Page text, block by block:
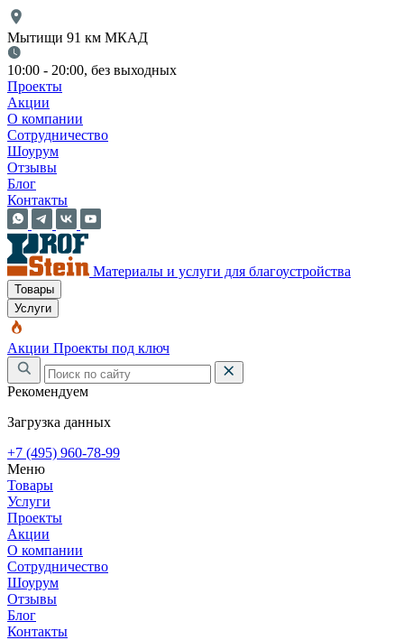
Мытищи 91 км МКАД
10:00 - 20:00, без выходных
Проекты
Акции
О компании
Сотрудничество
Шоурум
Отзывы
Блог
Контакты
Материалы и услуги для благоустройства
Товары
Услуги
Акции Проекты под ключ
Рекомендуем
Загрузка данных
+7 (495) 960-78-99
Меню
Товары
Услуги
Проекты
Акции
О компании
Сотрудничество
Шоурум
Отзывы
Блог
Контакты